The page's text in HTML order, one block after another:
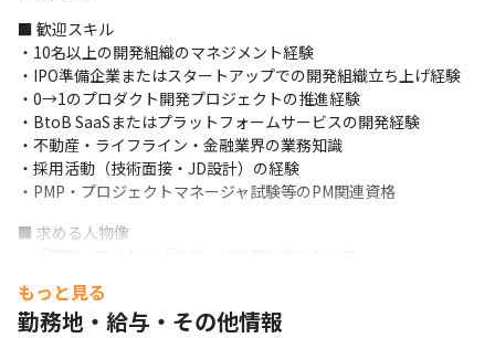
■ 歓迎スキル
・10名以上の開発組織のマネジメント経験
・IPO準備企業またはスタートアップでの開発組織立ち上げ経験
・0→1のプロダクト開発プロジェクトの推進経験
・BtoB SaaSまたはプラットフォームサービスの開発経験
・不動産・ライフライン・金融業界の業務知識
・採用活動（技術面接・JD設計）の経験
・PMP・プロジェクトマネージャ試験等のPM関連資格
■ 求める人物像
・AIを開発プロセスに組み込むことに前向きな方
・少人数チームでスピード感を持って推進できる方
もっと見る
勤務地・給与・その他情報